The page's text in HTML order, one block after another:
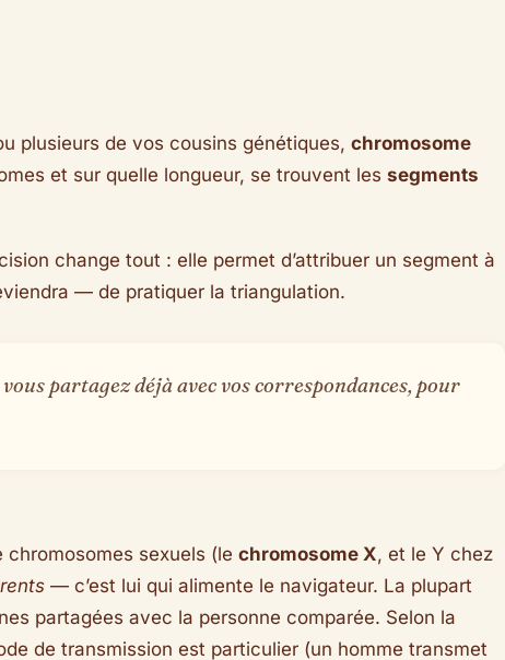
plusieurs de vos cousins génétiques, chromosome
et sur quelle longueur, se trouvent les segments
change tout : elle permet d’attribuer un segment à
— de pratiquer la triangulation.
vous partagez déjà avec vos correspondances, pour
chromosomes sexuels (le chromosome X, et le Y chez
— c’est lui qui alimente le navigateur. La plupart
partagées avec la personne comparée. Selon la
de transmission est particulier (un homme transmet